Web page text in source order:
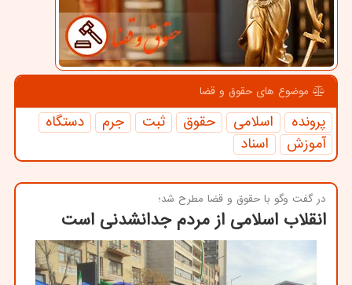
موضوع های حقوق و قضا
پرونده اسلامی حقوق ثبت جرم
دستگاه
آموزش
اسناد
در گفت وگو با حقوق و قضا مطرح شد؛
انقلاب اسلامی از مردم جدانشدنی است